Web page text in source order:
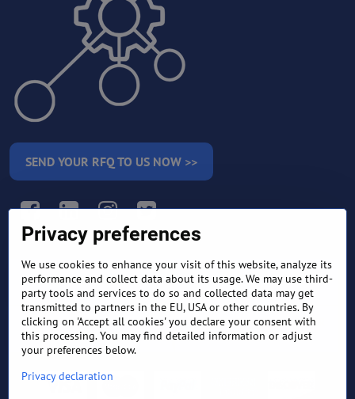
SEND YOUR RFQ TO US NOW >>
TERMS AND CONDITIONS
RETURN AND REFUND
POLICY
FREQUENTLY ASKED
QUESTIONS
EXPORT FINANCE & LETTER
OF CREDIT
Privacy preferences
We use cookies to enhance your visit of this website, analyze its
performance and collect data about its usage. We may use third-
party tools and services to do so and collected data may get
transmitted to partners in the EU, USA or other countries. By
clicking on 'Accept all cookies' you declare your consent with
this processing. You may find detailed information or adjust
your preferences below.
Privacy declaration